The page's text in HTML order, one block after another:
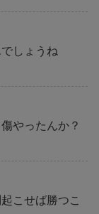
しょうね
やったんか？
こせば勝つこ